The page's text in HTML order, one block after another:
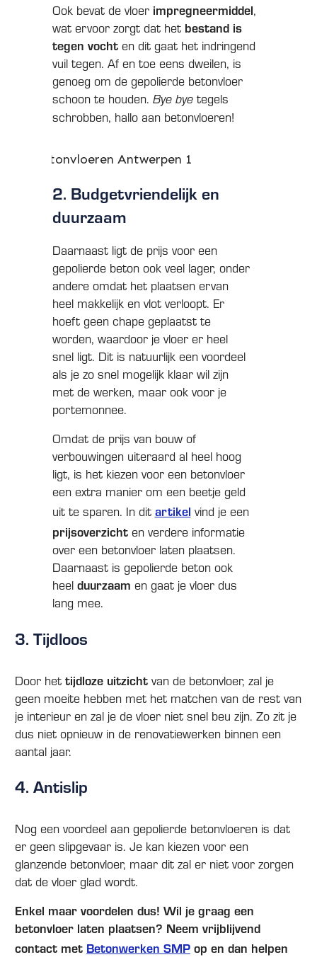
Ook bevat de vloer impregneermiddel,
wat ervoor zorgt dat het bestand is
tegen vochten dit gaat het indringend
vuil tegen. Af en toe eens dweilen, is
genoeg om de gepolierde betonvloer
schoon te houden. Bye bye tegels
schrobben, hallo aan betonvloeren!
2. Budgetvriendelijk en
duurzaam
Daarnaast ligt de prijs voor een
gepolierde beton ook veel lager, onder
andere omdat het plaatsen ervan
heel makkelijk en vlot verloopt. Er
hoeft geen chape geplaatst te
worden, waardoor je vloer er heel
snel ligt. Dit is natuurlijk een voordeel
als je zo snel mogelijk klaar wil zijn
met de werken, maar ook voor je
portemonnee.
Omdat de prijs van bouw of
verbouwingen uiteraard al heel hoog
ligt, is het kiezen voor een betonvloer
een extra manier om een beetje geld
uit te sparen. In dit artikel vind je een
prijsoverzichten verdere informatie
over een betonvloer laten plaatsen.
Daarnaast is gepolierde beton ook
heel duurzaam en gaat je vloer dus
lang mee.
3. Tijdloos
Door het tijdloze uitzicht van de betonvloer, zal je
geen moeite hebben met het matchen van de rest van
je interieur en zal je de vloer niet snel beu zijn. Zo zit je
dus niet opnieuw in de renovatiewerken binnen een
aantal jaar.
4. Antislip
Nog een voordeel aan gepolierde betonvloeren is dat
er geen slipgevaar is. Je kan kiezen voor een
glanzende betonvloer, maar dit zal er niet voor zorgen
dat de vloer glad wordt.
Enkel maar voordelen dus! Wil je graag een
betonvloer laten plaatsen? Neem vrijblijvend
contact met Betonwerken SMP op en dan helpen